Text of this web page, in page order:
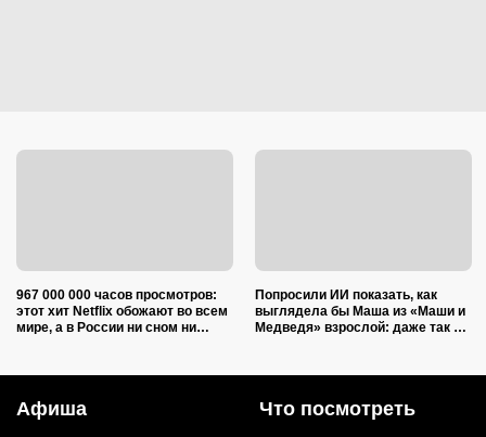
967 000 000 часов просмотров:
этот хит Netflix обожают во всем
мире, а в России ни сном ни
Попросили ИИ показать, как
выглядела бы Маша из «Маши и
Медведя» взрослой: даже так ее
Афиша Что посмотреть